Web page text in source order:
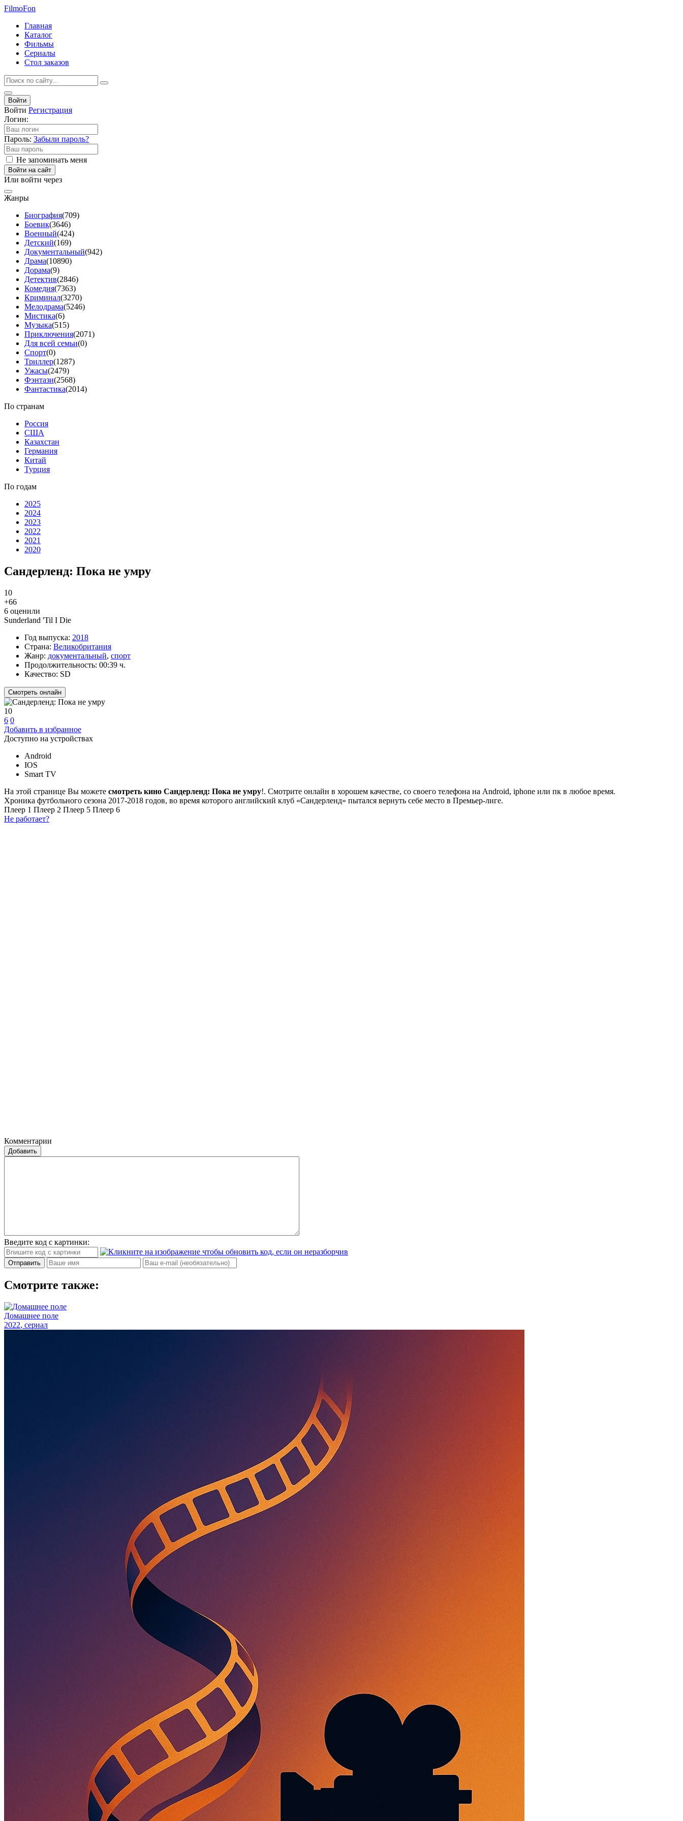
FilmoFon
Главная
Каталог
Фильмы
Сериалы
Стол заказов
Войти
Войти Регистрация
Логин:
Пароль: Забыли пароль?
Не запоминать меня
Войти на сайт
Или войти через
Жанры
Биография(709)
Боевик(3646)
Военный(424)
Детский(169)
Документальный(942)
Драма(10890)
Дорама(9)
Детектив(2846)
Комедия(7363)
Криминал(3270)
Мелодрама(5246)
Мистика(6)
Музыка(515)
Приключения(2071)
Для всей семьи(0)
Спорт(0)
Триллер(1287)
Ужасы(2479)
Фэнтази(2568)
Фантастика(2014)
По странам
Россия
США
Казахстан
Германия
Китай
Турция
По годам
2025
2024
2023
2022
2021
2020
Сандерленд: Пока не умру
10
+66
6 оценили
Sunderland 'Til I Die
Год выпуска: 2018
Страна: Великобритания
Жанр: документальный, спорт
Продолжительность: 00:39 ч.
Качество: SD
Смотреть онлайн
10
6 0
Добавить в избранное
Доступно на устройствах
Android
IOS
Smart TV
На этой странице Вы можете смотреть кино Сандерленд: Пока не умру!. Смотрите онлайн в хорошем качестве, со своего телефона на Android, iphone или пк в любое время.
Хроника футбольного сезона 2017-2018 годов, во время которого английский клуб «Сандерленд» пытался вернуть себе место в Премьер-лиге.
Плеер 1 Плеер 2 Плеер 5 Плеер 6
Не работает?
Комментарии
Добавить
Введите код с картинки:
Отправить
Смотрите также:
Домашнее поле
2022, сериал